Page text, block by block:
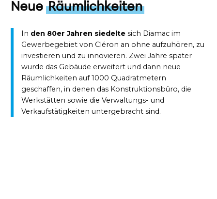
NeueRäumlichkeiten
In den 80er Jahren siedelte sich Diamac im
Gewerbegebiet von Cléron an ohne aufzuhören, zu
investieren und zu innovieren. Zwei Jahre später
wurde das Gebäude erweitert und dann neue
Räumlichkeiten auf 1000 Quadratmetern
geschaffen, in denen das Konstruktionsbüro, die
Werkstätten sowie die Verwaltungs- und
Verkaufstätigkeiten untergebracht sind.